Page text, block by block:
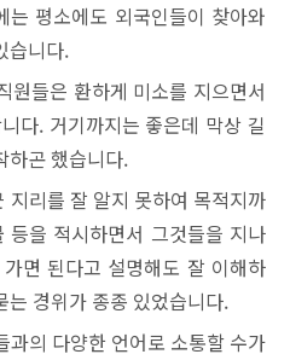
평소에도 외국인들이 찾아와
습니다.
원들은 환하게 미소를 지으면서
다. 거기까지는 좋은데 막상 길
하곤 했습니다.
지리를 잘 알지 못하여 목적지까
을 적시하면서 그것들을 지나
면 된다고 설명해도 잘 이해하
는 경위가 종종 있었습니다.
과의 다양한 언어로 소통할 수가